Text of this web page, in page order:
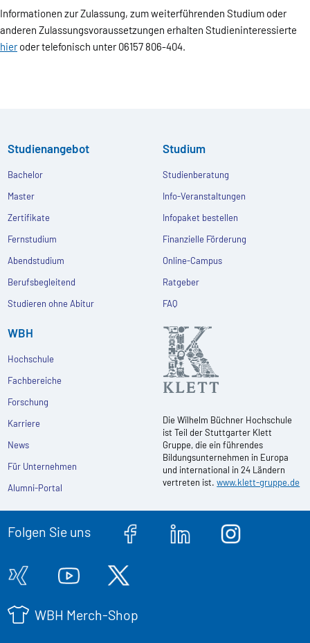
Informationen zur Zulassung, zum weiterführenden Studium oder
anderen Zulassungsvoraussetzungen erhalten Studieninteressierte
hieroder telefonisch unter 06157 806-404.
Studienangebot
Bachelor
Master
Zertifikate
Fernstudium
Abendstudium
Berufsbegleitend
Studieren ohne Abitur
Studium
Studienberatung
Info-Veranstaltungen
Infopaket bestellen
Finanzielle Förderung
Online-Campus
Ratgeber
FAQ
WBH
Hochschule
Fachbereiche
Forschung
Karriere
News
Für Unternehmen
Alumni-Portal
Die Wilhelm Büchner Hochschule
ist Teil der Stuttgarter Klett
Gruppe, die ein führendes
Bildungsunternehmen in Europa
und international in 24 Ländern
vertreten ist.www.klett-gruppe.de
Folgen Sie uns
WBH Merch-Shop